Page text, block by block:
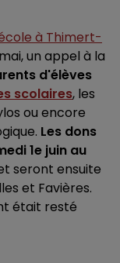
à Thimert-
un appel à la
d'élèves
scolaires, les
ou encore
Les dons
1e juin au
seront ensuite
et Favières.
était resté